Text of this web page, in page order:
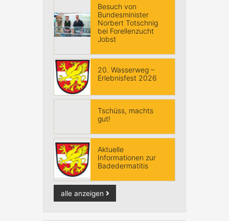
Besuch von
Bundesminister
Norbert Totschnig
bei Forellenzucht
Jobst
20. Wasserweg –
Erlebnisfest 2026
Tschüss, machts
gut!
Aktuelle
Informationen zur
Badedermatitis
alle anzeigen